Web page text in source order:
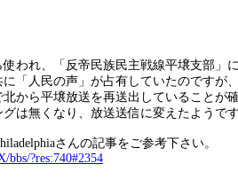
使われ、「反帝民族民主戦線平壌支部」
「人民の声」が占有していたのですが
から平壌放送を再送出していることが
は無くなり、放送送信に変えたようで
さんの記事をご参考下さい。
bbs/?res:740#2354